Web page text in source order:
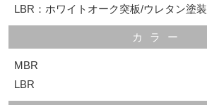
LBR：ホワイトオーク突板/ウレタン塗装
カラー
MBR
LBR